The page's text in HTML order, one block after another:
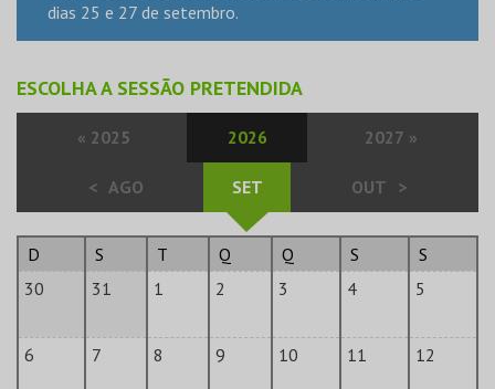
dias 25 e 27 de setembro.
ESCOLHA A SESSÃO PRETENDIDA
« 2025 2026 2027 »
< AGO SET OUT >
D S T Q Q S
S
30
31 1 2 3 4 5
6 7 8 9 10 11 12